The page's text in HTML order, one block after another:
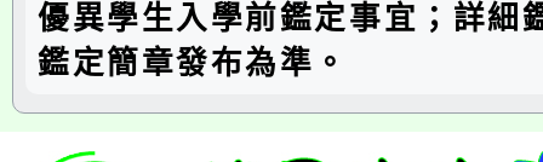
優異學生入學前鑑定事宜；詳細
鑑定簡章發布為準。